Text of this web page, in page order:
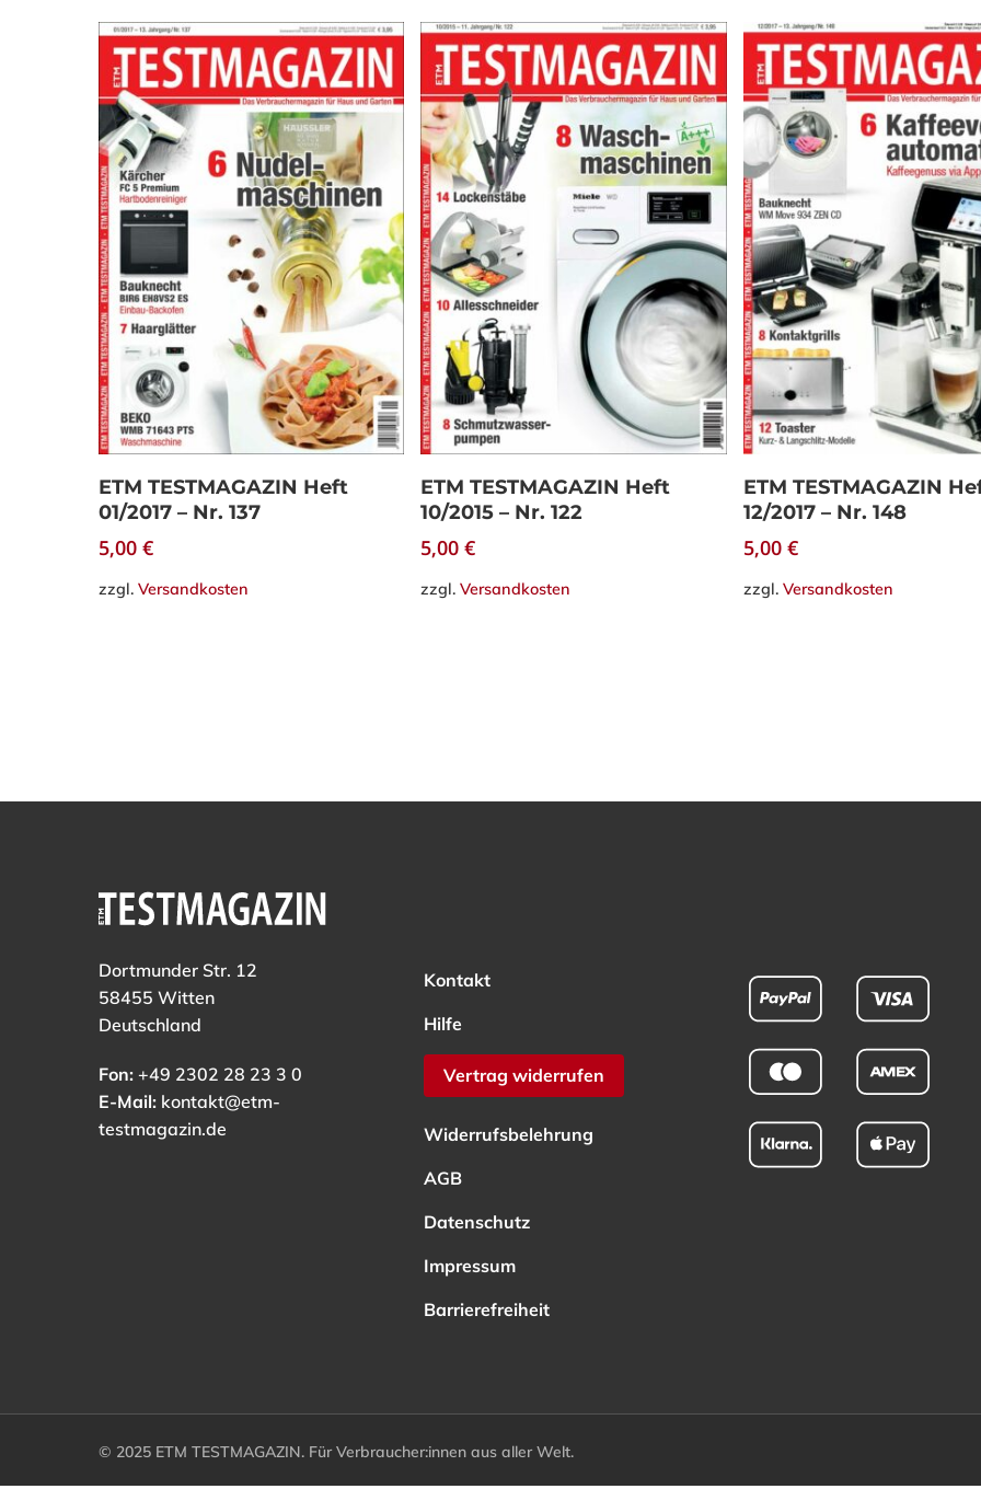
In den Warenkorb
ETM TESTMAGAZIN Heft
01/2017 – Nr. 137
5,00 €
zzgl. Versandkosten
In den Warenkorb
ETM TESTMAGAZIN Heft
10/2015 – Nr. 122
5,00€
zzgl.Versandkosten
In den Warenkorb
ETM TESTMAGAZIN
12/2017 – Nr. 148
5,00 €
zzgl. Versandkosten
Dortmunder Str. 12
58455 Witten
Deutschland
Fon: +49 2302 28 23 3 0
E-Mail: kontakt@etm-
testmagazin.de
Kontakt
Hilfe
Vertrag widerrufen
Widerrufsbelehrung
AGB
Datenschutz
Impressum
Barrierefreiheit
© 2025 ETM TESTMAGAZIN. Für Verbraucher:innen aus aller Welt.